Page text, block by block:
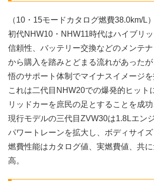
（10・15モードカタログ燃費38.0km/L）
初代NHW10・NHW11時代はハイブリ
信頼性、バッテリー交換などのメンテ
から購入を踏みとどまる流れがあった
悟のサポート体制でマイナスイメージを
これは二代目NHW20での爆発的ヒット
リッドカーを庶民の足とすることを成功
現行モデルの三代目ZVW30は1.8Lエン
パワートレーンを拡大し、ボディサイズ
燃費性能はカタログ値、実燃費値、共
高。